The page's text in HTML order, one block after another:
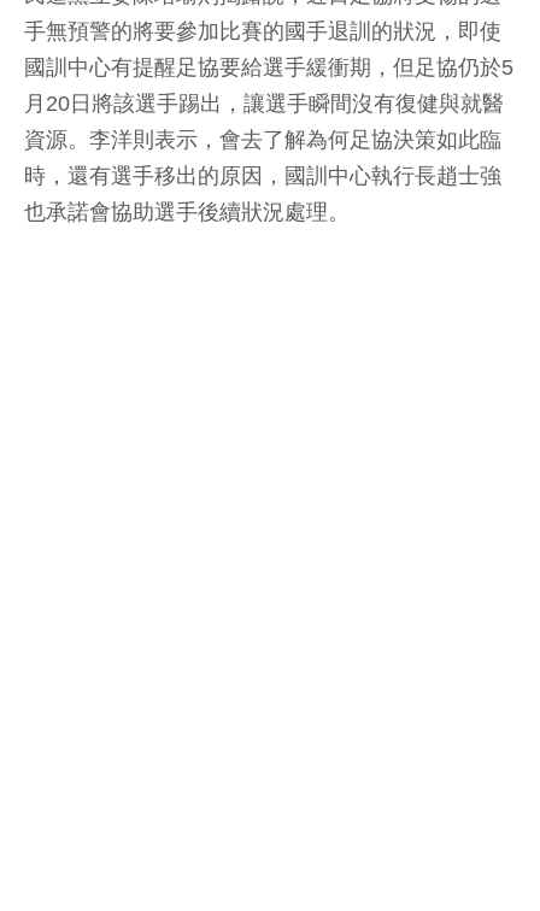
手無預警的將要參加比賽的國手退訓的狀況，即使
國訓中心有提醒足協要給選手緩衝期，但足協仍於5
月20日將該選手踢出，讓選手瞬間沒有復健與就醫
資源。李洋則表示，會去了解為何足協決策如此臨
時，還有選手移出的原因，國訓中心執行長趙士強
也承諾會協助選手後續狀況處理。